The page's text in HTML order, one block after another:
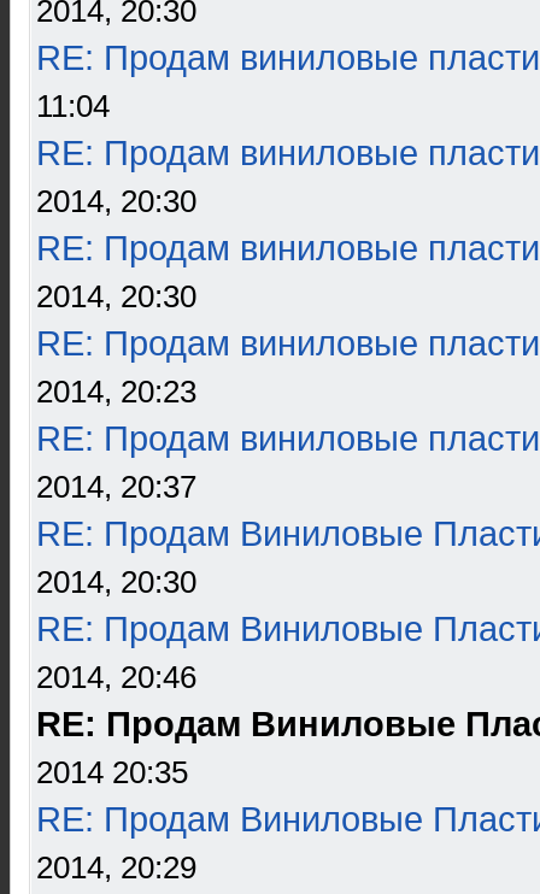
2014, 20:30
RE: Продам виниловые
11:04
RE: Продам виниловые
2014, 20:30
RE: Продам виниловые
2014, 20:30
RE: Продам виниловые
2014, 20:23
RE: Продам виниловые
2014, 20:37
RE: Продам Виниловые
2014, 20:30
RE: Продам Виниловые
2014, 20:46
RE: Продам Виниловые
2014 20:35
RE: Продам Виниловые
2014, 20:29